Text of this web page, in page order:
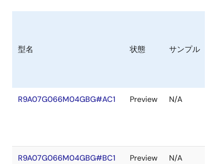
型名 状態 サンプル
R9A07G066M04GBG#AC1 Preview N/A
R9A07G066M04GBG#BC1 Preview N/A